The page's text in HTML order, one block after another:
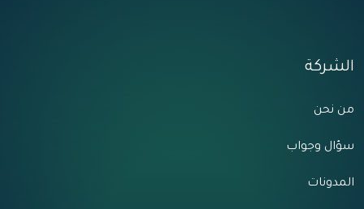
الشركة
من نحن
سؤال وجواب
المدونات